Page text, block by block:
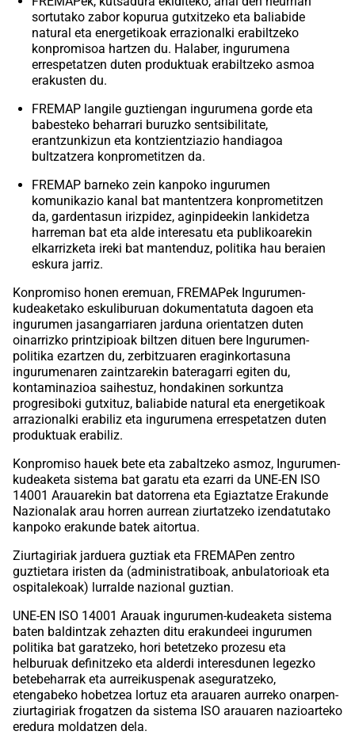
sortutako zabor kopurua gutxitzeko eta baliabide
natural eta energetikoak errazionalki erabiltzeko
konpromisoa hartzen du. Halaber, ingurumena
errespetatzen duten produktuak erabiltzeko asmoa
erakusten du.
FREMAP langile guztiengan ingurumena gorde eta
babesteko beharrari buruzko sentsibilitate,
erantzunkizun eta kontzientziazio handiagoa
bultzatzera konprometitzen da.
FREMAP barneko zein kanpoko ingurumen
komunikazio kanal bat mantentzera konprometitzen
da, gardentasun irizpidez, aginpideekin lankidetza
harreman bat eta alde interesatu eta publikoarekin
elkarrizketa ireki bat mantenduz, politika hau beraien
eskura jarriz.
Konpromiso honen eremuan, FREMAPek Ingurumen-
kudeaketako eskuliburuan dokumentatuta dagoen eta
ingurumen jasangarriaren jarduna orientatzen duten
oinarrizko printzipioak biltzen dituen bere Ingurumen-
politika ezartzen du, zerbitzuaren eraginkortasuna
ingurumenaren zaintzarekin bateragarri egiten du,
kontaminazioa saihestuz, hondakinen sorkuntza
progresiboki gutxituz, baliabide natural eta energetikoak
arrazionalki erabiliz eta ingurumena errespetatzen duten
produktuak erabiliz.
Konpromiso hauek bete eta zabaltzeko asmoz, Ingurumen-
kudeaketa sistema bat garatu eta ezarri da UNE-EN ISO
14001 Arauarekin bat datorrena eta Egiaztatze Erakunde
Nazionalak arau horren aurrean ziurtatzeko izendatutako
kanpoko erakunde batek aitortua.
Ziurtagiriak jarduera guztiak eta FREMAPen zentro
guztietara iristen da (administratiboak, anbulatorioak eta
ospitalekoak) lurralde nazional guztian.
UNE-EN ISO 14001 Arauak ingurumen-kudeaketa sistema
baten baldintzak zehazten ditu erakundeei ingurumen
politika bat garatzeko, hori betetzeko prozesu eta
helburuak definitzeko eta alderdi interesdunen legezko
betebeharrak eta aurreikuspenak aseguratzeko,
etengabeko hobetzea lortuz eta arauaren aurreko onarpen-
ziurtagiriak frogatzen da sistema ISO arauaren nazioarteko
eredura moldatzen dela.